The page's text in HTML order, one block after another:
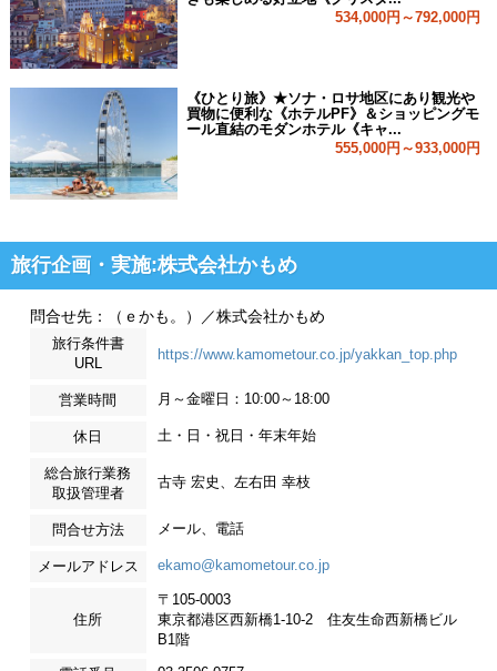
534,000円～792,000円
《ひとり旅》★ソナ・ロサ地区にあり観光や
買物に便利な《ホテルPF》＆ショッピングモ
ール直結のモダンホテル《キャ...
555,000円～933,000円
旅行企画・実施:株式会社かもめ
問合せ先：（ｅかも。）／株式会社かもめ
旅行条件書
URL
https://www.kamometour.co.jp/yakkan_top.php
営業時間 月～金曜日：10:00～18:00
休日 土・日・祝日・年末年始
総合旅行業務
取扱管理者
古寺 宏史、左右田 幸枝
問合せ方法 メール、電話
メールアドレス ekamo@kamometour.co.jp
住所
〒105-0003
東京都港区西新橋1-10-2 住友生命西新橋ビル
B1階